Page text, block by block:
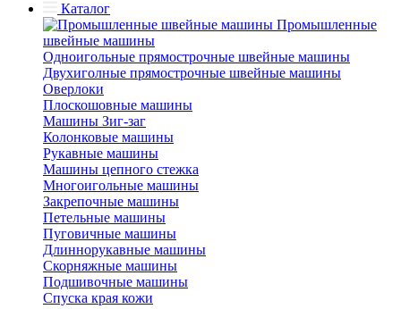
Каталог
Промышленные
швейные машины
Одноигольные прямострочные швейные машины
Двухиголные прямострочные швейные машины
Оверлоки
Плоскошовные машины
Машины Зиг-заг
Колонковые машины
Рукавные машины
Машины цепного стежка
Многоигольные машины
Закрепочные машины
Петельные машины
Пуговичные машины
Длиннорукавные машины
Скорняжные машины
Подшивочные машины
Спуска края кожи